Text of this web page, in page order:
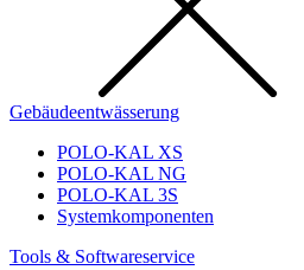
Gebäudeentwässerung
POLO-KAL XS
POLO-KAL NG
POLO-KAL 3S
Systemkomponenten
Tools & Softwareservice